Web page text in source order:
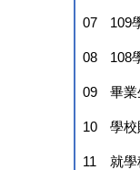
07 109
08 108
09 畢
10 學
11 就